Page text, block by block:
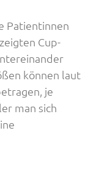
Patientinnen
Cup-
können laut
je
man sich